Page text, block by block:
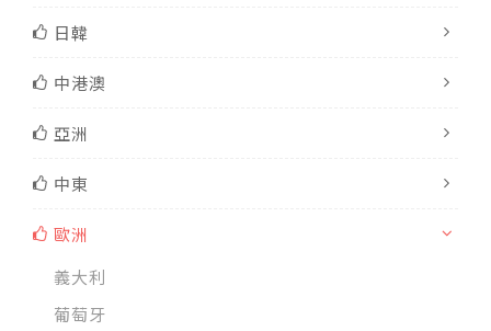
日韓
中港澳
亞洲
中東
歐洲
義大利
葡萄牙